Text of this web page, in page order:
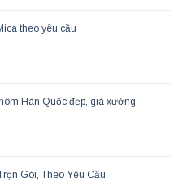
theo yêu cầu
Hàn Quốc đẹp, giá xưởng
Gói, Theo Yêu Cầu